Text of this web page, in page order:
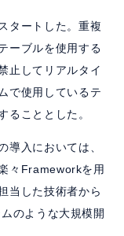
タートした。重複
ーブルを使用する
止してリアルタイ
で使用しているテ
ることとした。
導入においては、
々Frameworkを用
当した技術者から
のような大規模開